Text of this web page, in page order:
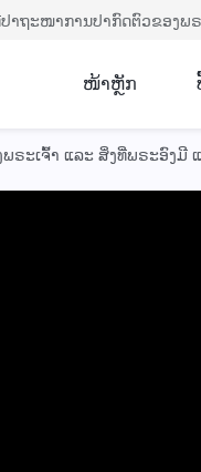
ຖະໜາການປາກົດຕົວຂອງພຣ
​ໜ້າຫຼັກ
ຣະເຈົ້າ ແລະ ສິ່ງທີ່ພຣະອົງມີ